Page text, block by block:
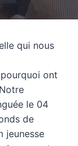
qui nous
ont
le 04
de
jeunesse